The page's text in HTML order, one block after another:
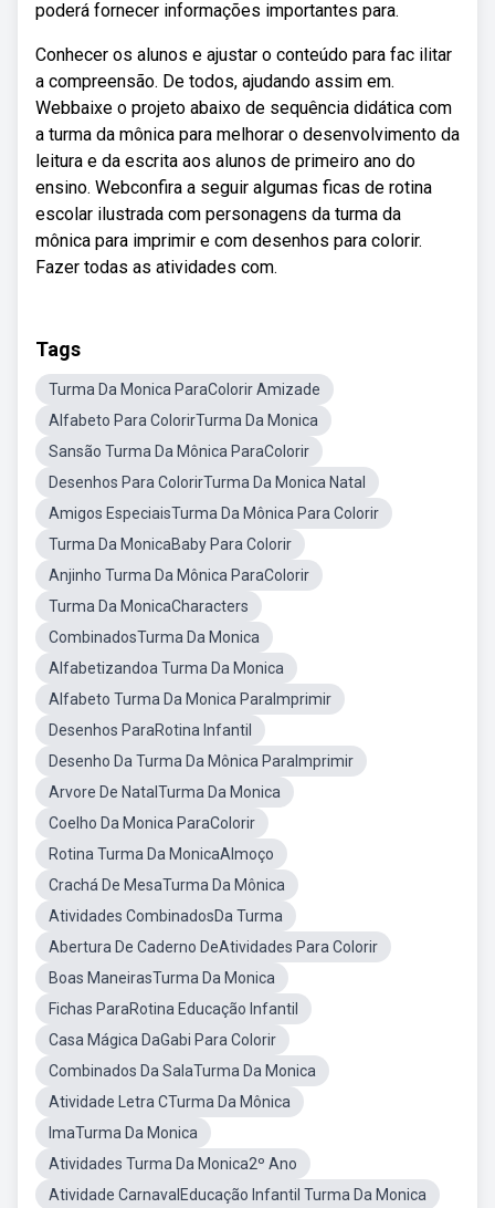
poderá fornecer informações importantes para.
Conhecer os alunos e ajustar o conteúdo para fac ilitar
a compreensão. De todos, ajudando assim em.
Webbaixe o projeto abaixo de sequência didática com
a turma da mônica para melhorar o desenvolvimento da
leitura e da escrita aos alunos de primeiro ano do
ensino. Webconfira a seguir algumas ficas de rotina
escolar ilustrada com personagens da turma da
mônica para imprimir e com desenhos para colorir.
Fazer todas as atividades com.
Tags
Turma Da Monica ParaColorir Amizade
Alfabeto Para ColorirTurma Da Monica
Sansão Turma Da Mônica ParaColorir
Desenhos Para ColorirTurma Da Monica Natal
Amigos EspeciaisTurma Da Mônica Para Colorir
Turma Da MonicaBaby Para Colorir
Anjinho Turma Da Mônica ParaColorir
Turma Da MonicaCharacters
CombinadosTurma Da Monica
Alfabetizandoa Turma Da Monica
Alfabeto Turma Da Monica ParaImprimir
Desenhos ParaRotina Infantil
Desenho Da Turma Da Mônica ParaImprimir
Arvore De NatalTurma Da Monica
Coelho Da Monica ParaColorir
Rotina Turma Da MonicaAlmoço
Crachá De MesaTurma Da Mônica
Atividades CombinadosDa Turma
Abertura De Caderno DeAtividades Para Colorir
Boas ManeirasTurma Da Monica
Fichas ParaRotina Educação Infantil
Casa Mágica DaGabi Para Colorir
Combinados Da SalaTurma Da Monica
Atividade Letra CTurma Da Mônica
ImaTurma Da Monica
Atividades Turma Da Monica2º Ano
Atividade CarnavalEducação Infantil Turma Da Monica